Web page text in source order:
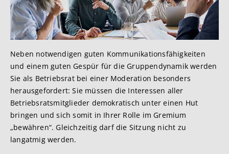
Neben notwendigen guten Kommunikationsfähigkeiten
und einem guten Gespür für die Gruppendynamik werden
Sie als Betriebsrat bei einer Moderation besonders
herausgefordert: Sie müssen die Interessen aller
Betriebsratsmitglieder demokratisch unter einen Hut
bringen und sich somit in Ihrer Rolle im Gremium
„bewähren“. Gleichzeitig darf die Sitzung nicht zu
langatmig werden.